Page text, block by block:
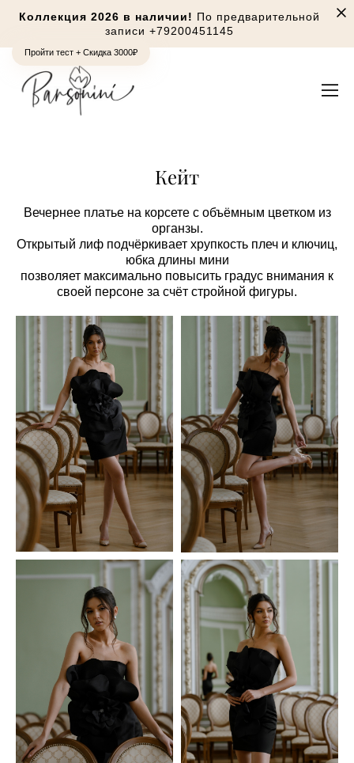
Пройти тест + Скидка 3000₽
Коллекция 2026 в наличии! По предварительной
записи +79200451145
Кейт
Вечернее платье на корсете с объёмным цветком из
органзы.
Открытый лиф подчёркивает хрупкость плеч и ключиц,
юбка длины мини
позволяет максимально повысить градус внимания к
своей персоне за счёт стройной фигуры.